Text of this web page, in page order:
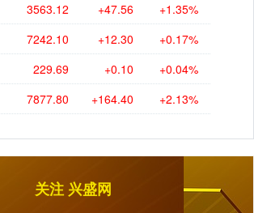
3563.12 +47.56 +1.35%
7242.10 +12.30 +0.17%
229.69 +0.10 +0.04%
7877.80 +164.40 +2.13%
关注 兴盛网